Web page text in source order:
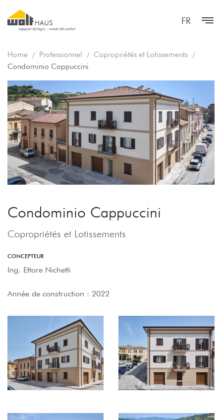
FR
Home Professionnel
Copropriétés et Lotissements
Condominio Cappuccini
Condominio Cappuccini
Copropriétés et Lotissements
CONCEPTEUR
Ing. Ettore Nichetti
Année de construction : 2022